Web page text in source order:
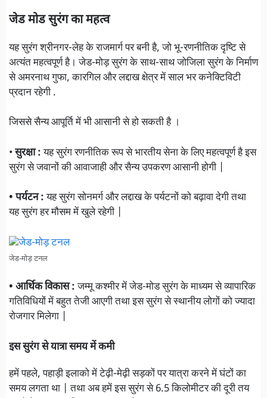
जेड मोड सुरंग का महत्व
यह सुरंग श्रीनगर-लेह के राजमार्ग पर बनी है, जो भू-रणनीतिक दृष्टि से
अत्यंत महत्वपूर्ण है। जेड-मोड़ सुरंग के साथ-साथ जोजिला सुरंग के निर्माण
से अमरनाथ गुफा, कारगिल और लद्दाख क्षेत्र में साल भर कनेक्टिविटी
प्रदान रहेगी .
जिससे सैन्य आपूर्ति में भी आसानी से हो सकती है ।
• सुरक्षा :यह सुरंग रणनीतिक रूप से भारतीय सेना के लिए महत्वपूर्ण है इस
सुरंग से जवानों की आवाजाही और सैन्य उपकरण आसानी होगी |
• पर्यटन :यह सुरंग सोनमर्ग और लद्दाख के पर्यटनों को बढ़ावा देगी तथा
यह सुरंग हर मौसम में खुले रहेगी |
जेड-मोड़ टनल
• आर्थिक विकास :जम्मू कश्मीर में जेड-मोड सुरंग के माध्यम से व्यापारिक
गतिविधियों में बहुत तेजी आएगी तथा इस सुरंग से स्थानीय लोगों को ज्यादा
रोजगार मिलेगा |
इस सुरंग से यात्रा समय में कमी
हमें पहले, पहाड़ी इलाको में टेढ़ी-मेढ़ी सड़कों पर यात्रा करने में घंटों का
समय लगता था | तथा अब हमें इस सुरंग से 6.5 किलोमीटर की दूरी तय